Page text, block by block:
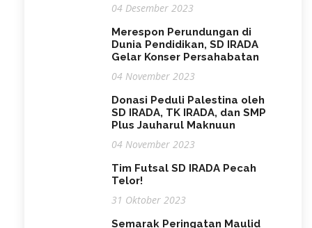
04 Desember 2023
Merespon Perundungan di
Dunia Pendidikan, SD IRADA
Gelar Konser Persahabatan
04 November 2023
Donasi Peduli Palestina oleh
SD IRADA, TK IRADA, dan SMP
Plus Jauharul Maknuun
04 November 2023
Tim Futsal SD IRADA Pecah
Telor!
31 Oktober 2023
Semarak Peringatan Maulid